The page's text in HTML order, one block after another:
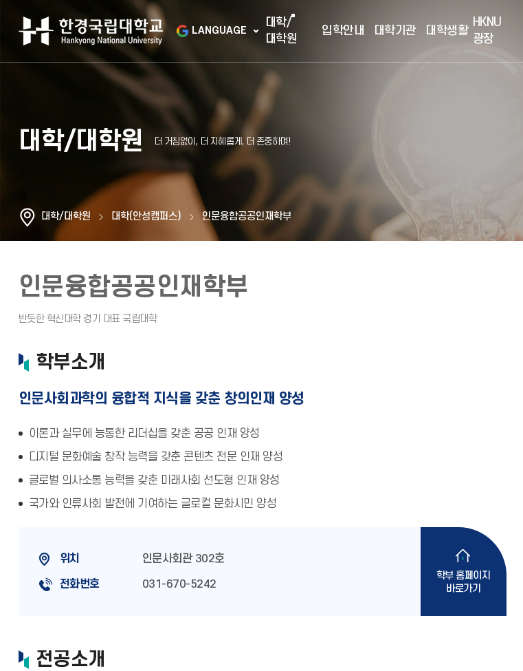
LANGUAGE
대학/
대학원
입학안내 대학기관 대학생활
HKNU
광장
대학/대학원
대학/대학원 대학(안성캠퍼스) 인문융합공공인재학부
인문융합공공인재학부
학부소개
인문사회과학의 융합적 지식을 갖춘 창의인재 양성
이론과 실무에 능통한 리더십을 갖춘 공공 인재 양성
디지털 문화예술 창작 능력을 갖춘 콘텐츠 전문 인재 양성
글로벌 의사소통 능력을 갖춘 미래사회 선도형 인재 양성
국가와 인류사회 발전에 기여하는 글로컬 문화시민 양성
위치 인문사회관 302호
전화번호 031-670-5242
학부 홈페이지
바로가기
전공소개